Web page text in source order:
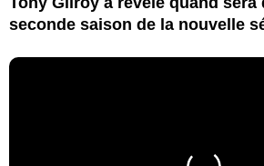
seconde saison de la nouvelle